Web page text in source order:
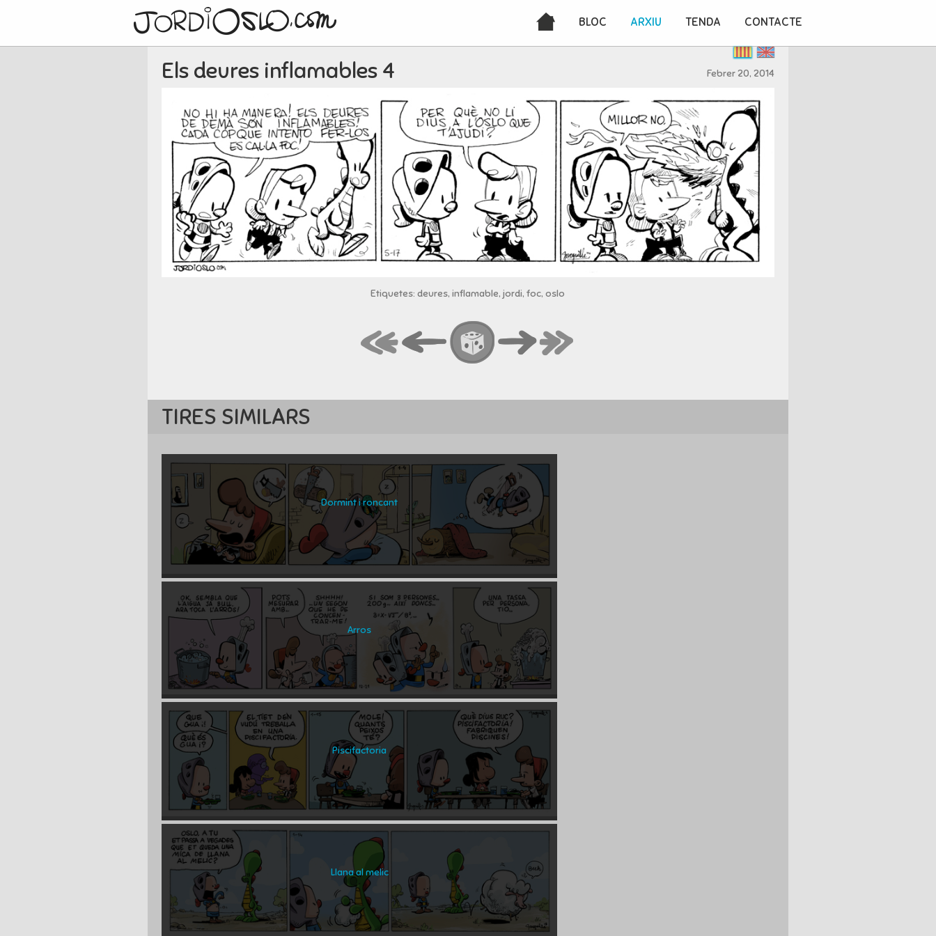
BLOC ARXIU TENDA CONTACTE
Els deures inflamables 4 Febrer 20, 2014
Etiquetes: deures, inflamable, jordi, foc, oslo
TIRES SIMILARS
Dormint i roncant
Arros
Piscifactoria
Llana al melic